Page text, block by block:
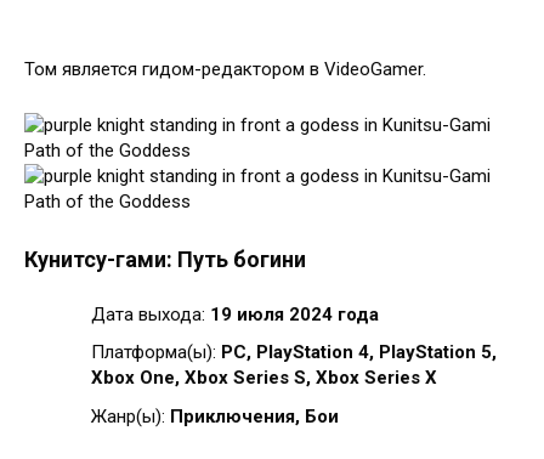
Том является гидом-редактором в VideoGamer.
Кунитсу-гами: Путь богини
Дата выхода: 19 июля 2024 года
Платформа(ы): PC, PlayStation 4, PlayStation 5,
Xbox One, Xbox Series S, Xbox Series X
Жанр(ы): Приключения, Бои